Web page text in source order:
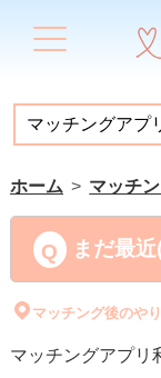
ホーム マッチ
まだ最近
マッチング後のや
マッチングアプリ